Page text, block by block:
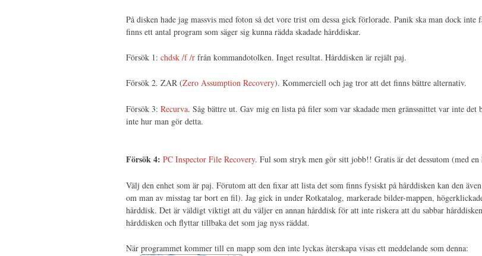
På disken hade jag massvis med foton så det vore trist om dessa gick förlorade. Panik ska man dock
finns ett antal program som säger sig kunna rädda skadade hårddiskar.
Försök 1: chdsk /f /r från kommandotolken. Inget resultat. Hårddisken är rejält paj.
Försök 2. ZAR (Zero Assumption Recovery). Kommerciell och jag tror att det finns bättre alternativ.
Försök 3: Recurva. Såg bättre ut. Gav mig en lista på filer som var skadade men gränssnittet var inte
inte hur man gör detta.
Försök 4: PC Inspector File Recovery. Ful som stryk men gör sitt jobb!! Gratis är det dessutom (med
Välj den enhet som är paj. Förutom att den fixar att lista det som finns fysiskt på hårddisken kan den
om man av misstag tar bort en fil). Jag gick in under Rotkatalog, markerade bilder-mappen,
hårddisk. Det är väldigt viktigt att du väljer en annan hårddisk för att inte riskera att du sabbar
hårddisken och flyttar tillbaka det som jag nyss räddat.
När programmet kommer till en mapp som den inte lyckas återskapa visas ett meddelande som denna: